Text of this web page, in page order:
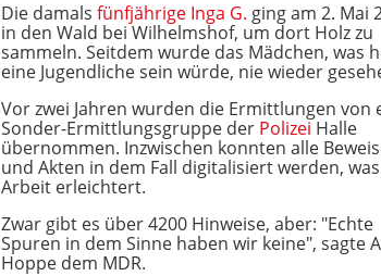
Die damals fünfjährige Inga G. ging am 2. Mai
in den Wald bei Wilhelmshof, um dort Holz zu
sammeln. Seitdem wurde das Mädchen, was
eine Jugendliche sein würde, nie wieder
Vor zwei Jahren wurden die Ermittlungen von
Sonder-Ermittlungsgruppe der Polizei Halle
übernommen. Inzwischen konnten alle
und Akten in dem Fall digitalisiert werden,
Arbeit erleichtert.
Zwar gibt es über 4200 Hinweise, aber: "Echte
Spuren in dem Sinne haben wir keine", sagte
Hoppe dem MDR.